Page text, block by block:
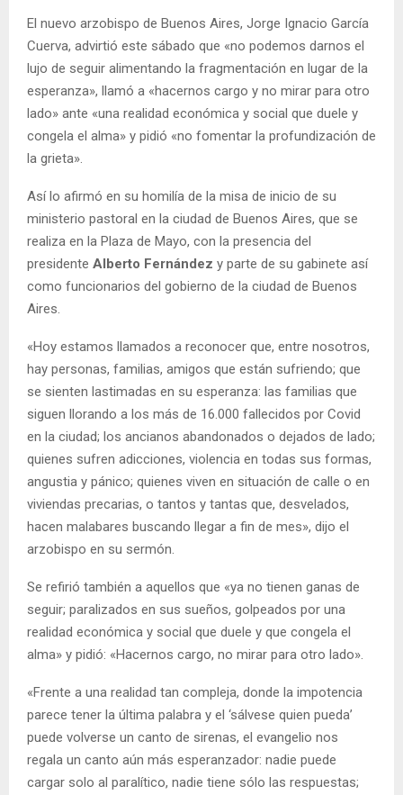
El nuevo arzobispo de Buenos Aires, Jorge Ignacio García
Cuerva, advirtió este sábado que «no podemos darnos el
lujo de seguir alimentando la fragmentación en lugar de la
esperanza», llamó a «hacernos cargo y no mirar para otro
lado» ante «una realidad económica y social que duele y
congela el alma» y pidió «no fomentar la profundización de
la grieta».
Así lo afirmó en su homilía de la misa de inicio de su
ministerio pastoral en la ciudad de Buenos Aires, que se
realiza en la Plaza de Mayo, con la presencia del
presidente Alberto Fernández y parte de su gabinete así
como funcionarios del gobierno de la ciudad de Buenos
Aires.
«Hoy estamos llamados a reconocer que, entre nosotros,
hay personas, familias, amigos que están sufriendo; que
se sienten lastimadas en su esperanza: las familias que
siguen llorando a los más de 16.000 fallecidos por Covid
en la ciudad; los ancianos abandonados o dejados de lado;
quienes sufren adicciones, violencia en todas sus formas,
angustia y pánico; quienes viven en situación de calle o en
viviendas precarias, o tantos y tantas que, desvelados,
hacen malabares buscando llegar a fin de mes», dijo el
arzobispo en su sermón.
Se refirió también a aquellos que «ya no tienen ganas de
seguir; paralizados en sus sueños, golpeados por una
realidad económica y social que duele y que congela el
alma» y pidió: «Hacernos cargo, no mirar para otro lado».
«Frente a una realidad tan compleja, donde la impotencia
parece tener la última palabra y el ‘sálvese quien pueda’
puede volverse un canto de sirenas, el evangelio nos
regala un canto aún más esperanzador: nadie puede
cargar solo al paralítico, nadie tiene sólo las respuestas;